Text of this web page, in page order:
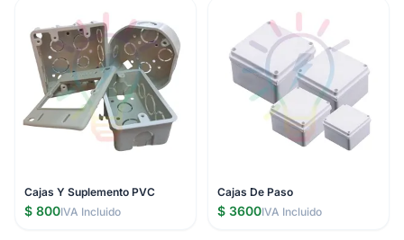
Cajas Y Suplemento PVC
$ 800IVA Incluido
Cajas De Paso
$ 3600IVA Incluido